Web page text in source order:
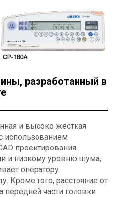
разработанный в
и высоко жёсткая
использованием
проектирования.
и низкому уровню шума,
оператору
Кроме того, расстояние от
части головки